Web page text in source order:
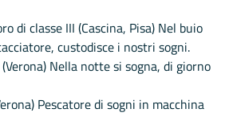
di classe III (Cascina, Pisa) Nel buio
custodisce i nostri sogni.
Nella notte si sogna, di giorno
Pescatore di sogni in macchina